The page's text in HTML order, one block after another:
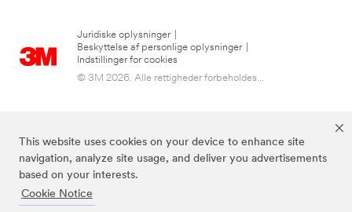
This website uses cookies on your device to enhance site
navigation, analyze site usage, and deliver you advertisements
based on your interests.
Cookie Notice
Juridiske oplysninger
Beskyttelse af personlige oplysninger
Indstillinger for cookies
© 3M 2026. Alle rettigheder forbeholdes...